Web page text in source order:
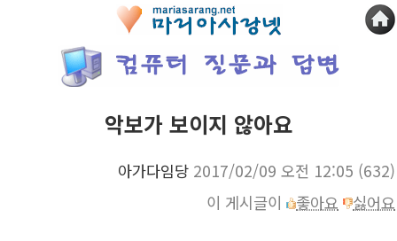
악보가 보이지 않아요
아가다임당 2017/02/09 오전 12:05 (632)
이 게시글이
좋아요 싫어요